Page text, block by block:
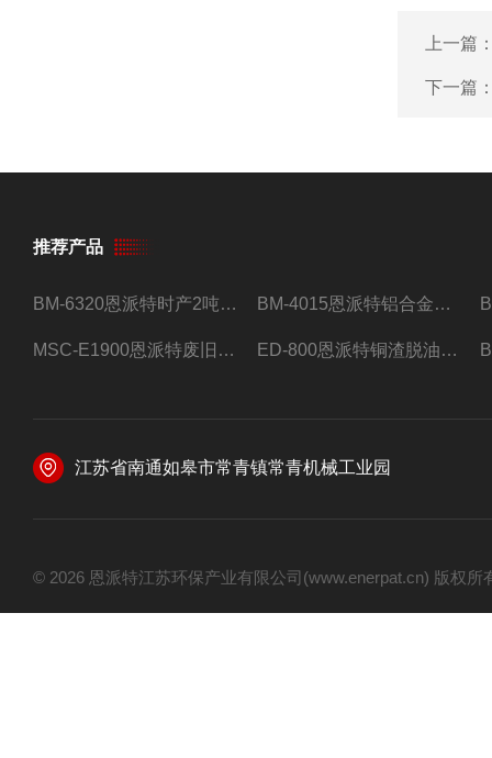
上一篇
下一篇
推荐产品
BM-6320恩派特时产2吨合金钢屑压饼机 BM-4015恩派特铝合金屑压饼机 脱油效果好
MSC-E1900恩派特废旧锂电池极片破碎处理设备 ED-800恩派特铜渣脱油机废铜屑铝屑甩油机
江苏省南通如皋市常青镇常青机械工业园
© 2026 恩派特江苏环保产业有限公司(www.enerpat.cn) 版权